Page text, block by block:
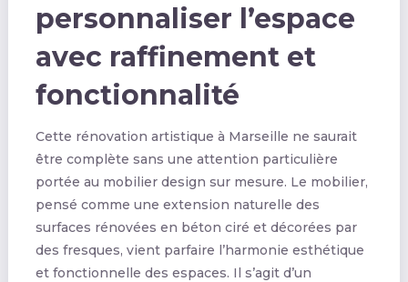
personnaliser l’espace
avec raffinement et
fonctionnalité
Cette rénovation artistique à Marseille ne saurait
être complète sans une attention particulière
portée au mobilier design sur mesure. Le mobilier,
pensé comme une extension naturelle des
surfaces rénovées en béton ciré et décorées par
des fresques, vient parfaire l’harmonie esthétique
et fonctionnelle des espaces. Il s’agit d’un